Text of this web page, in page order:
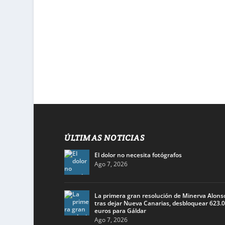
ÚLTIMAS NOTICIAS
El dolor no necesita fotógrafos
Ago 7, 2026
La primera gran resolución de Minerva
tras dejar Nueva Canarias, desbloquear
euros para Gáldar
Ago 7, 2026